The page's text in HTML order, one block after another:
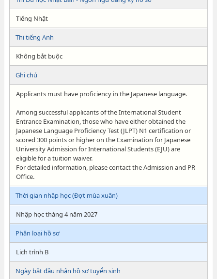
Tiếng Nhật
Thi tiếng Anh
Không bắt buộc
Ghi chú
Applicants must have proficiency in the Japanese language.
Among successful applicants of the International Student
Entrance Examination, those who have either obtained the
Japanese Language Proficiency Test (JLPT) N1 certification or
scored 300 points or higher on the Examination for Japanese
University Admission for International Students (EJU) are
eligible for a tuition waiver.
For detailed information, please contact the Admission and PR
Office.
Thời gian nhập học (Đợt mùa xuân)
Nhập học tháng 4 năm 2027
Phân loại hồ sơ
Lịch trình B
Ngày bắt đầu nhận hồ sơ tuyển sinh